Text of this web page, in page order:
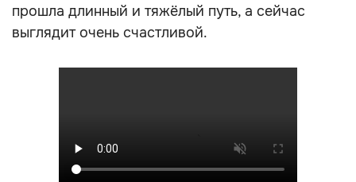
прошла длинный и тяжёлый путь, а сейчас
выглядит очень счастливой.